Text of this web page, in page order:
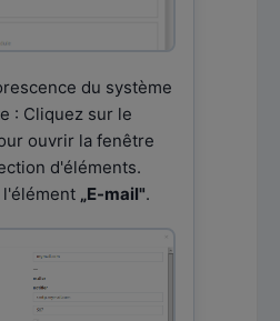
du système
: Cliquez sur le
ouvrir la fenêtre
d'éléments.
„E-mail".